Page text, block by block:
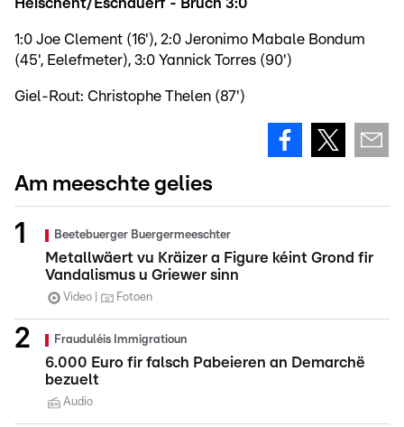
Heischent/Eschduerf - Bruch 3:0
1:0 Joe Clement (16'), 2:0 Jeronimo Mabale Bondum
(45', Eelefmeter), 3:0 Yannick Torres (90')
Giel-Rout: Christophe Thelen (87')
Am meeschte gelies
Beetebuerger Buergermeeschter
Metallwäert vu Kräizer a Figure kéint Grond fir
Vandalismus u Griewer sinn
Video Fotoen
Frauduléis Immigratioun
6.000 Euro fir falsch Pabeieren an Demarchë
bezuelt
Audio